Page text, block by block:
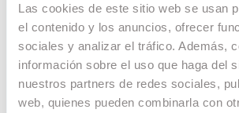
Las cookies de este sitio web se usan
el contenido y los anuncios, ofrecer
sociales y analizar el tráfico. Además,
información sobre el uso que haga del
nuestros partners de redes sociales,
web, quienes pueden combinarla con